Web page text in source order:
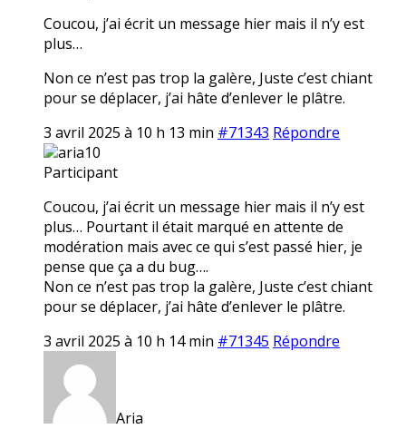
Coucou, j’ai écrit un message hier mais il n’y est
plus…
Non ce n’est pas trop la galère, Juste c’est chiant
pour se déplacer, j’ai hâte d’enlever le plâtre.
3 avril 2025 à 10 h 13 min #71343 Répondre
aria10
Participant
Coucou, j’ai écrit un message hier mais il n’y est
plus… Pourtant il était marqué en attente de
modération mais avec ce qui s’est passé hier, je
pense que ça a du bug….
Non ce n’est pas trop la galère, Juste c’est chiant
pour se déplacer, j’ai hâte d’enlever le plâtre.
3 avril 2025 à 10 h 14 min #71345 Répondre
Aria